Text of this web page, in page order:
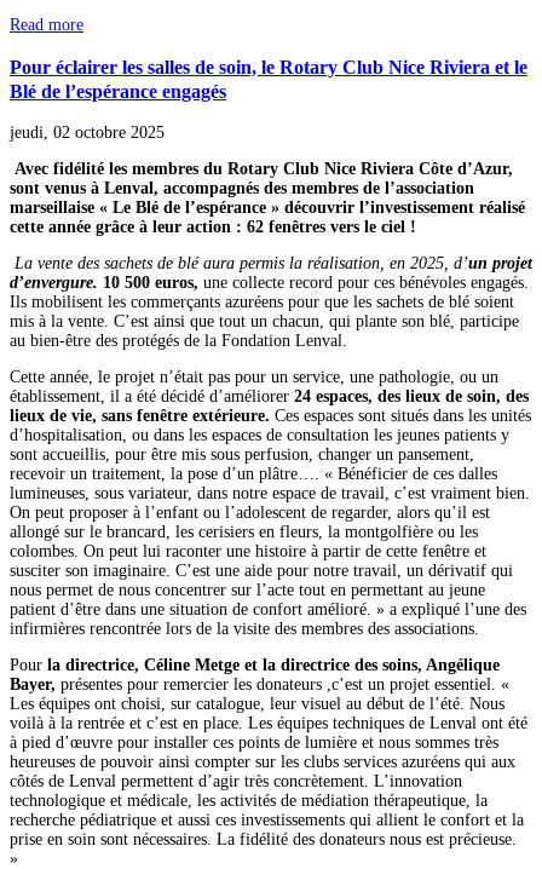
Read more
Pour éclairer les salles de soin, le Rotary Club Nice Riviera et le
Blé de l’espérance engagés
jeudi, 02 octobre 2025
Avec fidélité les membres du Rotary Club Nice Riviera Côte d’Azur,
sont venus à Lenval, accompagnés des membres de l’association
marseillaise « Le Blé de l’espérance » découvrir l’investissement réalisé
cette année grâce à leur action : 62 fenêtres vers le ciel !
La vente des sachets de blé aura permis la réalisation, en 2025, d’un projet
d’envergure. 10 500 euros, une collecte record pour ces bénévoles engagés.
Ils mobilisent les commerçants azuréens pour que les sachets de blé soient
mis à la vente. C’est ainsi que tout un chacun, qui plante son blé, participe
au bien-être des protégés de la Fondation Lenval.
Cette année, le projet n’était pas pour un service, une pathologie, ou un
établissement, il a été décidé d’améliorer 24 espaces, des lieux de soin, des
lieux de vie, sans fenêtre extérieure. Ces espaces sont situés dans les unités
d’hospitalisation, ou dans les espaces de consultation les jeunes patients y
sont accueillis, pour être mis sous perfusion, changer un pansement,
recevoir un traitement, la pose d’un plâtre…. « Bénéficier de ces dalles
lumineuses, sous variateur, dans notre espace de travail, c’est vraiment bien.
On peut proposer à l’enfant ou l’adolescent de regarder, alors qu’il est
allongé sur le brancard, les cerisiers en fleurs, la montgolfière ou les
colombes. On peut lui raconter une histoire à partir de cette fenêtre et
susciter son imaginaire. C’est une aide pour notre travail, un dérivatif qui
nous permet de nous concentrer sur l’acte tout en permettant au jeune
patient d’être dans une situation de confort amélioré. » a expliqué l’une des
infirmières rencontrée lors de la visite des membres des associations.
Pour la directrice, Céline Metge et la directrice des soins, Angélique
Bayer, présentes pour remercier les donateurs ,c’est un projet essentiel. «
Les équipes ont choisi, sur catalogue, leur visuel au début de l’été. Nous
voilà à la rentrée et c’est en place. Les équipes techniques de Lenval ont été
à pied d’œuvre pour installer ces points de lumière et nous sommes très
heureuses de pouvoir ainsi compter sur les clubs services azuréens qui aux
côtés de Lenval permettent d’agir très concrètement. L’innovation
technologique et médicale, les activités de médiation thérapeutique, la
recherche pédiatrique et aussi ces investissements qui allient le confort et la
prise en soin sont nécessaires. La fidélité des donateurs nous est précieuse.
»